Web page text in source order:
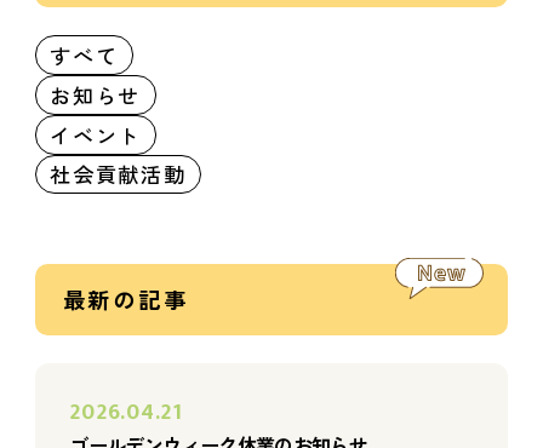
すべて
お知らせ
イベント
社会貢献活動
最新の記事
2026.04.21